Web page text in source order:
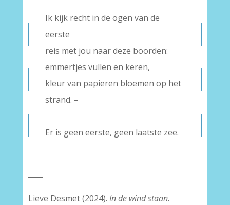
Ik kijk recht in de ogen van de
eerste
reis met jou naar deze boorden:
emmertjes vullen en keren,
kleur van papieren bloemen op het
strand. –
Er is geen eerste, geen laatste zee.
Lieve Desmet (2024). In de wind staan.